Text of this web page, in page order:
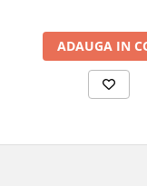
ADAUGA IN